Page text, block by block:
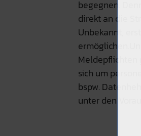
begegnen.
direkt an die
Unbekannt,
Meldepflichten
sich um
bspw.
unter den